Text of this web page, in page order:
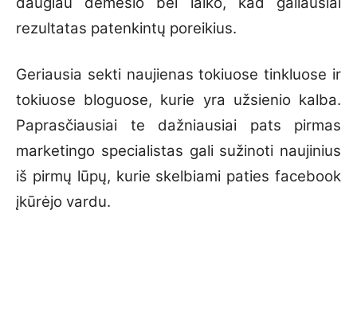
rezultatas patenkintų poreikius.
Geriausia sekti naujienas tokiuose tinkluose ir
tokiuose bloguose, kurie yra užsienio kalba.
Paprasčiausiai te dažniausiai pats pirmas
marketingo specialistas gali sužinoti naujinius
iš pirmų lūpų, kurie skelbiami paties facebook
įkūrėjo vardu.